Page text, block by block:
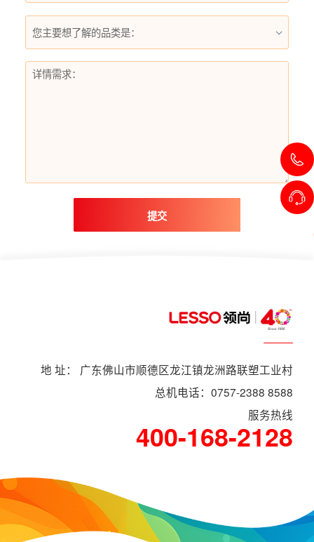
您主要想了解的品类是：
提交
地 址： 广东佛山市顺德区龙江镇龙洲路联塑工业村
总机电话：0757-2388 8588
服务热线
400-168-2128